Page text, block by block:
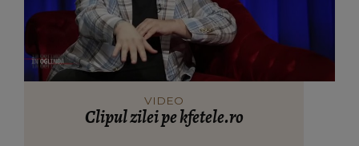
VIDEO
Clipul zilei pe kfetele.ro